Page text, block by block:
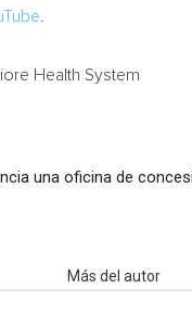
Health System
una oficina de
Más del autor